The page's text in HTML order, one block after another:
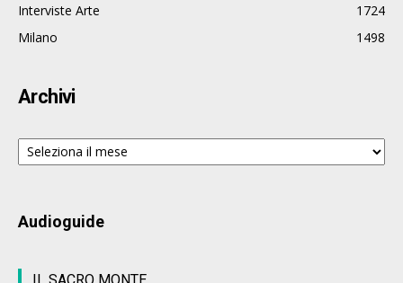
Interviste Arte
1724
Milano
1498
Archivi
Archivi
Audioguide